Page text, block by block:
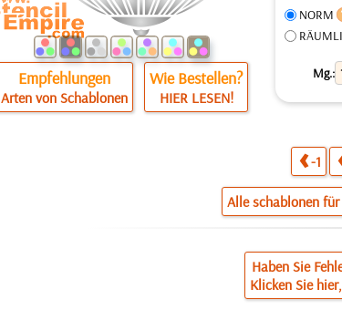
Empfehlungen
Arten von Schablonen
Wie Bestellen?
HIER LESEN!
NORM
Mg.:
-1
Alle schablonen
Haben Sie
Klicken Sie